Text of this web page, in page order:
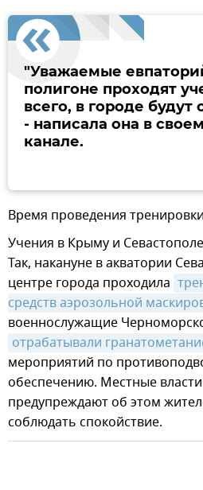
"Уважаемые
полигоне проходят
всего, в городе
- написала она в
канале.
Время проведения
Учения в Крыму и
Так, накануне в акватории
центре города проходила
средств аэрозольной
военнослужащие
отрабатывали
мероприятий по
обеспечению. Местные
предупреждают об этом
соблюдать спокойствие.